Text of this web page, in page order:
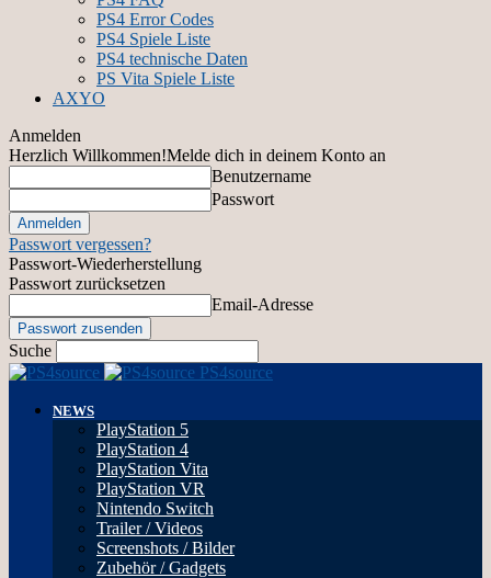
PS4 Error Codes
PS4 Spiele Liste
PS4 technische Daten
PS Vita Spiele Liste
AXYO
Anmelden
Herzlich Willkommen!Melde dich in deinem Konto an
Benutzername
Passwort
Passwort vergessen?
Passwort-Wiederherstellung
Passwort zurücksetzen
Email-Adresse
Suche
PS4source
NEWS
PlayStation 5
PlayStation 4
PlayStation Vita
PlayStation VR
Nintendo Switch
Trailer / Videos
Screenshots / Bilder
Zubehör / Gadgets